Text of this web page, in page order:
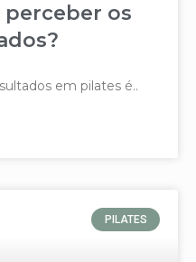
perceber os
em pilates é..
PILATES